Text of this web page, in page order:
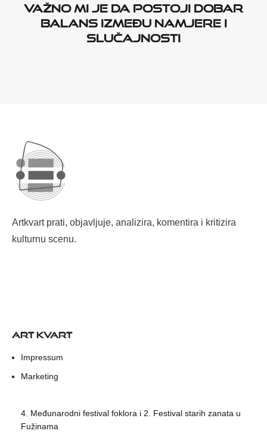
važno mi je da postoji dobar
balans između namjere i
slučajnosti
Artkvart prati, objavljuje, analizira, komentira i kritizira
kulturnu scenu.
ART KVART
Impressum
Marketing
4. Međunarodni festival foklora i 2. Festival starih zanata u
Fužinama